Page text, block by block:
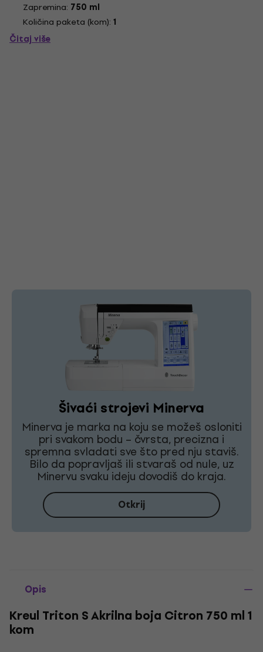
Zapremina: 750 ml
Količina paketa (kom): 1
Čitaj više
Šivaći strojevi Minerva
Minerva je marka na koju se možeš osloniti
pri svakom bodu – čvrsta, precizna i
spremna svladati sve što pred nju staviš.
Bilo da popravljaš ili stvaraš od nule, uz
Minervu svaku ideju dovodiš do kraja.
Otkrij
Opis
Kreul Triton S Akrilna boja Citron 750 ml 1
kom